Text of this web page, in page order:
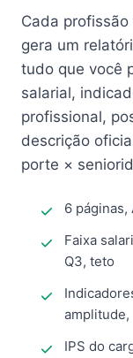
Cada
gera um
tudo que você
salarial,
profissional,
descrição
porte ×
6
Faixa
Q3, teto
IPS do